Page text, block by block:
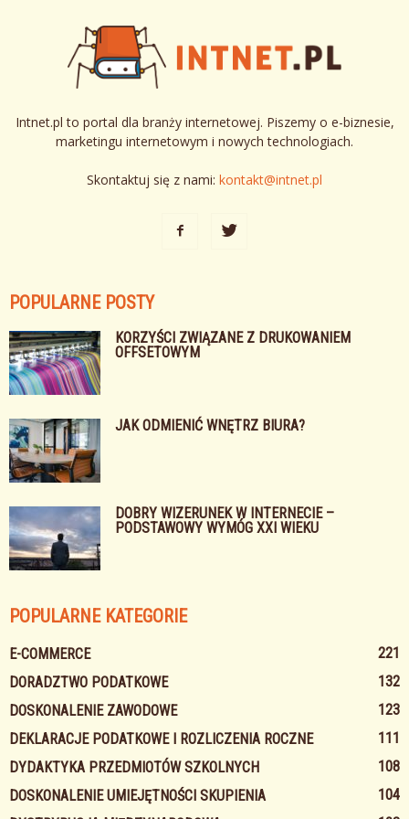
Intnet.pl to portal dla branży internetowej. Piszemy o e-biznesie,
marketingu internetowym i nowych technologiach.
Skontaktuj się z nami: kontakt@intnet.pl
POPULARNE POSTY
KORZYŚCI ZWIĄZANE Z DRUKOWANIEM
OFFSETOWYM
JAK ODMIENIĆ WNĘTRZ BIURA?
DOBRY WIZERUNEK W INTERNECIE –
PODSTAWOWY WYMÓG XXI WIEKU
POPULARNE KATEGORIE
E-COMMERCE
221
DORADZTWO PODATKOWE
132
DOSKONALENIE ZAWODOWE
123
DEKLARACJE PODATKOWE I ROZLICZENIA ROCZNE
111
DYDAKTYKA PRZEDMIOTÓW SZKOLNYCH
108
DOSKONALENIE UMIEJĘTNOŚCI SKUPIENIA
104